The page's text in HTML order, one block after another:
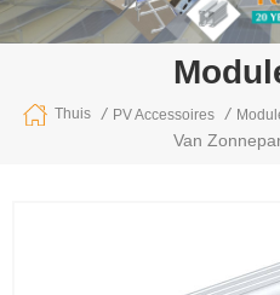
Thuis / PV Accessoires /
Van